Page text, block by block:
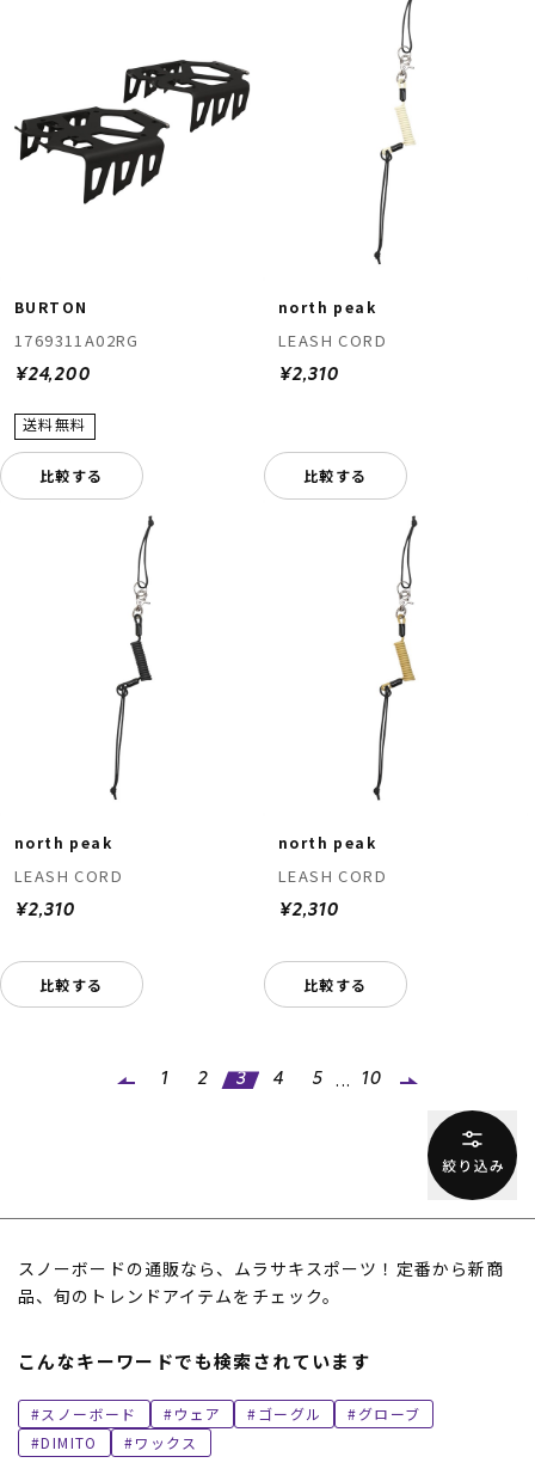
BURTON
1769311A02RG
¥24,200
比較する
north peak
LEASH CORD
¥2,310
比較する
north peak
LEASH CORD
¥2,310
比較する
north peak
LEASH CORD
¥2,310
比較する
1 2 3 4 5 ... 10
スノーボードの通販なら、ムラサキスポーツ！定番から新商
品、旬のトレンドアイテムをチェック。
こんなキーワードでも検索されています
スノーボード ウェア ゴーグル
グローブ
DIMITO
ワックス